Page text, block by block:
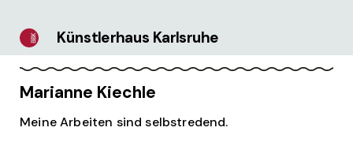
Künstlerhaus Karlsruhe
Marianne Kiechle
Meine Arbeiten sind selbstredend.